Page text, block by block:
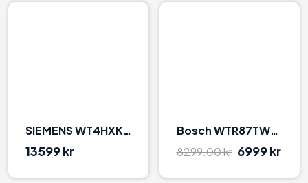
SIEMENS WT4HXKL9DN
13599 kr
Bosch WTR87TW0SN Hvid
8299.00 kr 6999 kr